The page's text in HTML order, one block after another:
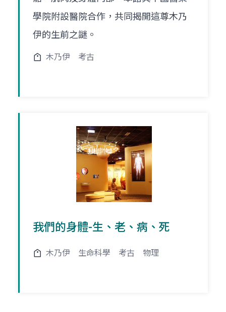
學院附設醫院合作，共同揭開這尊木乃
伊的生前之謎。
木乃伊 考古
我們的身體-生、老、病、死
木乃伊 生命科學 考古 物理